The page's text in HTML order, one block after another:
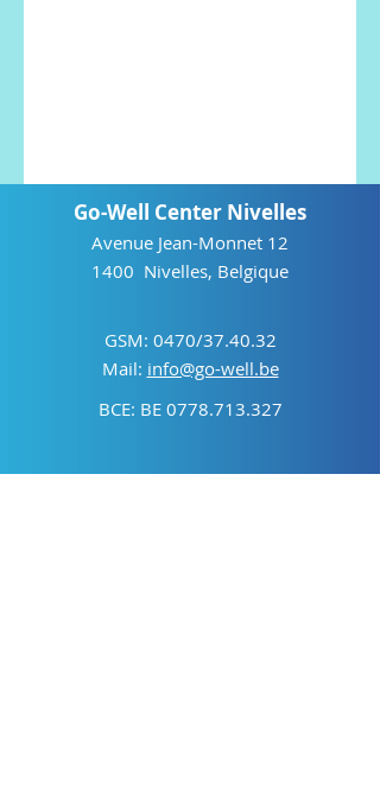
Go-Well Center Nivelles
Avenue Jean-Monnet 12
1400 Nivelles, Belgique
GSM: 0470/37.40.32
Mail: info@go-well.be
BCE: BE 0778.713.327